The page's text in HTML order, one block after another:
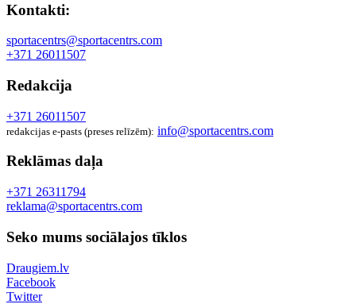
Kontakti:
sportacentrs@sportacentrs.com
+371 26011507
Redakcija
+371 26011507
redakcijas e-pasts (preses relīzēm): info@sportacentrs.com
Reklāmas daļa
+371 26311794
reklama@sportacentrs.com
Seko mums sociālajos tīklos
Draugiem.lv
Facebook
Twitter